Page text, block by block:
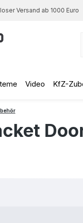
Versand ab 1000 Euro
Video KfZ-